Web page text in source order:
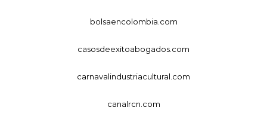
bolsaencolombia.com
casosdeexitoabogados.com
carnavalindustriacultural.com
canalrcn.com